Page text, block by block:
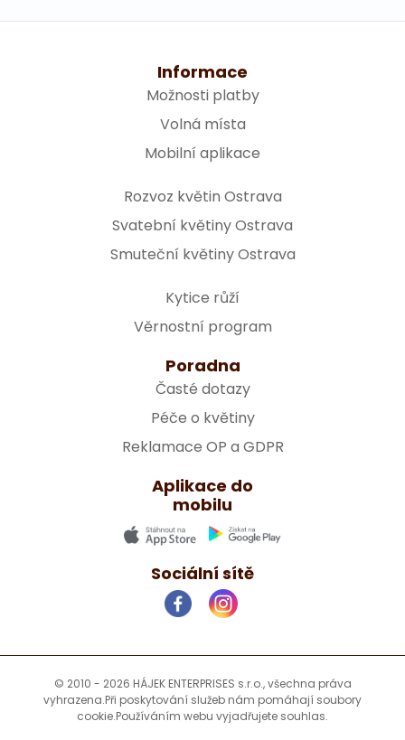
Informace
Možnosti platby
Volná místa
Mobilní aplikace
Rozvoz květin Ostrava
Svatební květiny Ostrava
Smuteční květiny Ostrava
Kytice růží
Věrnostní program
Poradna
Časté dotazy
Péče o květiny
Reklamace OP a GDPR
Aplikace do
mobilu
Sociální sítě
© 2010 - 2026 HÁJEK ENTERPRISES s.r.o., všechna práva
vyhrazena.Při poskytování služeb nám pomáhají soubory
cookie.Používáním webu vyjadřujete souhlas.